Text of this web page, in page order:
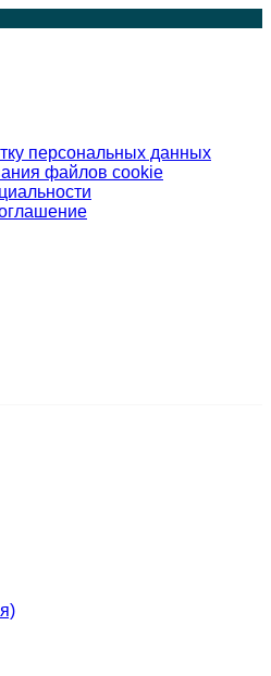
персональных данных
файлов cookie